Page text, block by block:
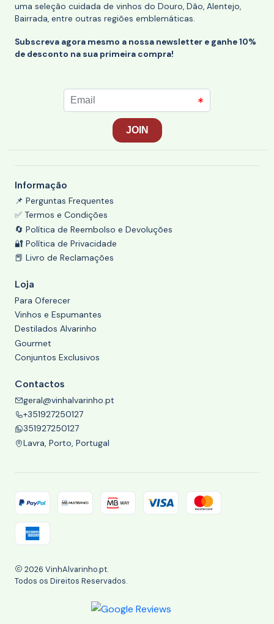
uma seleção cuidada de vinhos do Douro, Dão, Alentejo,
Bairrada, entre outras regiões emblemáticas.
Subscreva agora mesmo a nossa newsletter e ganhe 10%
de desconto na sua primeira compra!
Informação
📌 Perguntas Frequentes
✅ Termos e Condições
🔄 Política de Reembolso e Devoluções
🔐 Política de Privacidade
📕 Livro de Reclamações
Loja
Para Oferecer
Vinhos e Espumantes
Destilados Alvarinho
Gourmet
Conjuntos Exclusivos
Contactos
geral@vinhalvarinho.pt
+351927250127
351927250127
Lavra, Porto, Portugal
2026 VinhAlvarinho.pt.
Todos os Direitos Reservados.